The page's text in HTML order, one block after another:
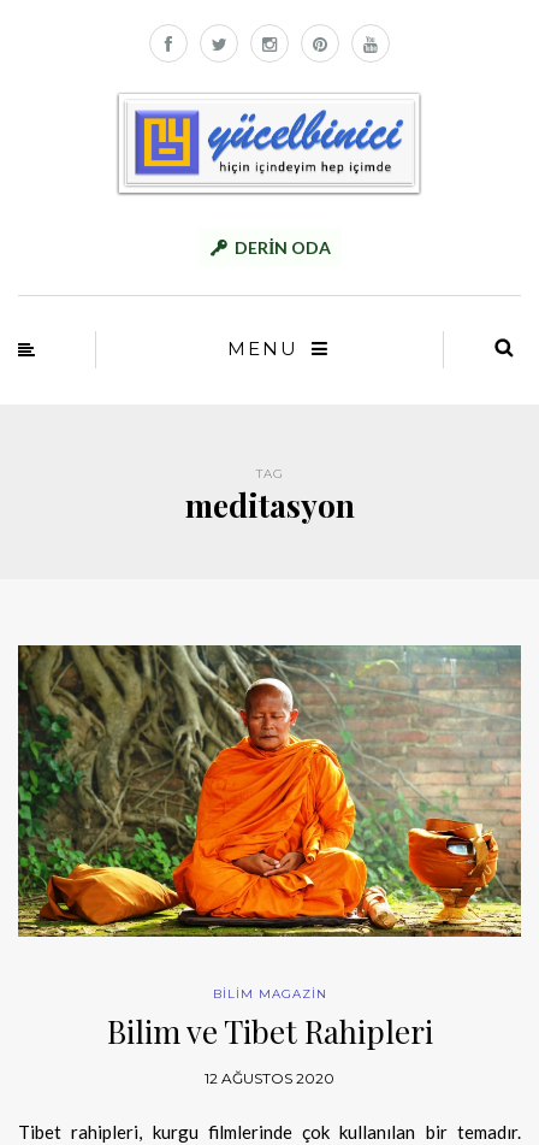
DERİN ODA
MENU
TAG
meditasyon
BİLİM MAGAZİN
Bilim ve Tibet Rahipleri
12 AĞUSTOS 2020
Tibet rahipleri, kurgu filmlerinde çok kullanılan bir temadır.